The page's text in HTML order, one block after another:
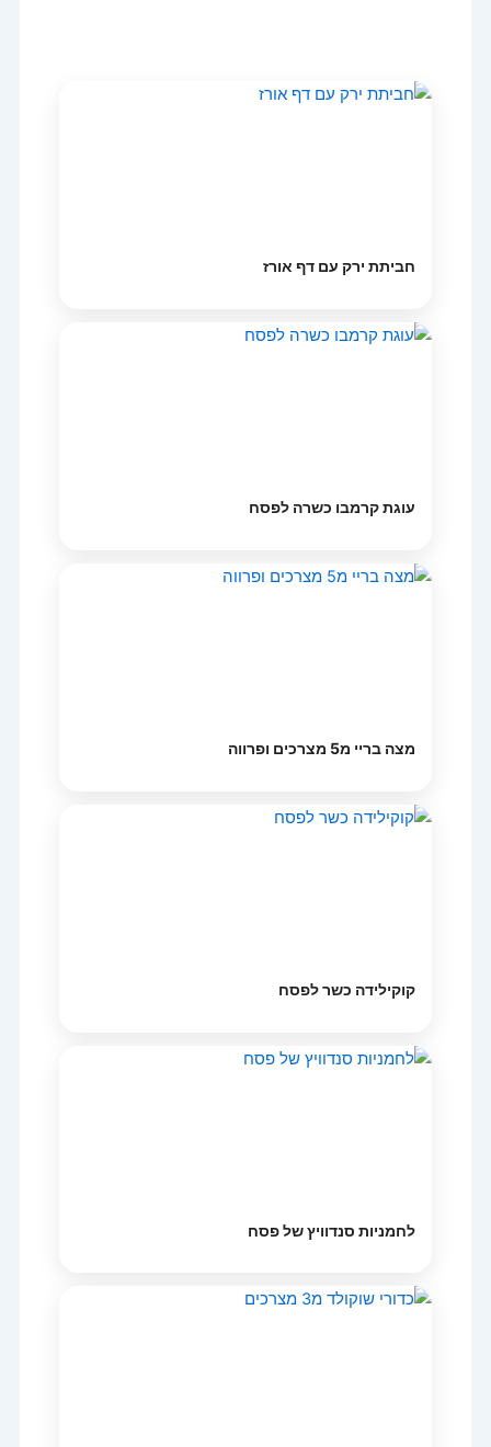
חביתת ירק עם דף אורז
עוגת קרמבו כשרה לפסח
מצה בריי מ5 מצרכים ופרווה
קוקילידה כשר לפסח
לחמניות סנדוויץ של פסח